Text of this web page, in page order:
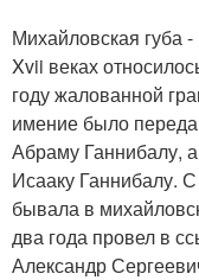
Михайловская губа
Xvii веках
году жалованной
имение было
Абраму Ганнибалу,
Исааку Ганнибалу.
бывала в
два года провел в
Александр